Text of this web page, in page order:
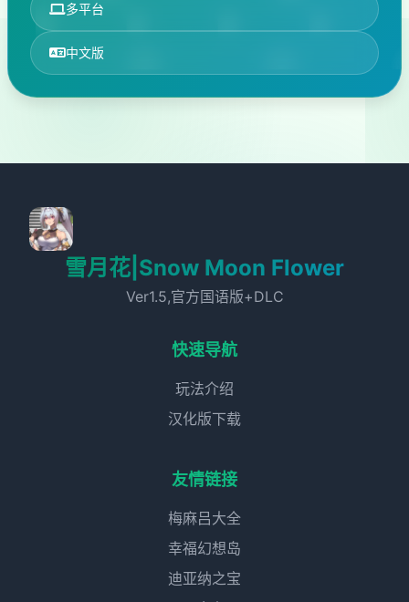
多平台
中文版
雪月花|Snow Moon Flower
Ver1.5,官方国语版+DLC
快速导航
玩法介绍
汉化版下载
友情链接
梅麻吕大全
幸福幻想岛
迪亚纳之宝